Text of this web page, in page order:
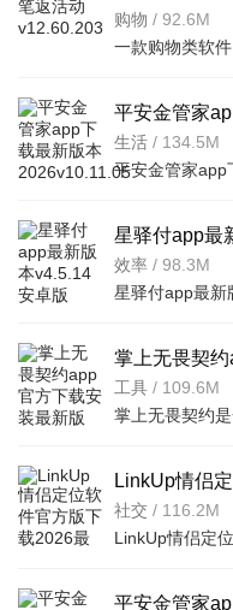
购物 / 92.6M
平安金管家
生活 / 134.5M
星驿付app最
效率 / 98.3M
掌上无畏契
v2.8.0安卓版
工具 / 109.6M
LinkUp情侣
最新版本
社交 / 116.2M
平安金管家